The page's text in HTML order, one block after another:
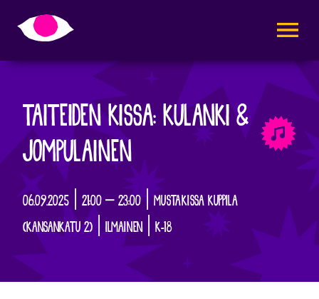
TAITEIDEN KISSA: KULANKI &
JOMPULAINEN
06.09.2025 | 21:00 – 23:00 | MUSTAKISSA KUPPILA
(KANSANKATU 2) | ILMAINEN | K-18